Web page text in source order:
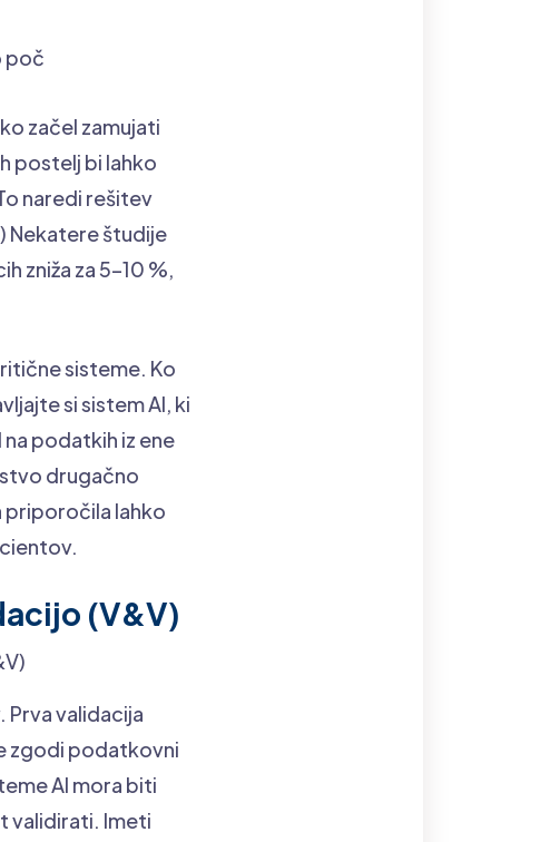
poč
začel zamujati
postelj bi lahko
naredi rešitev
Nekatere študije
zniža za 5–10 %,
sisteme. Ko
si sistem AI, ki
podatkih iz ene
drugačno
lahko
(V&V)
Prva validacija
zgodi podatkovni
AI mora biti
validirati. Imeti